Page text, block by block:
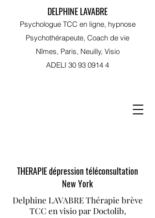
Psychologue TCC en ligne, hypnose
Psychothérapeute, Coach de vie
Nîmes, Paris, Neuilly, Visio
ADELI 30 93 0914 4
DELPHINE LAVABRE
THERAPIE dépression téléconsultation
New York
Delphine LAVABRE Thérapie brève
TCC en visio par Doctolib,